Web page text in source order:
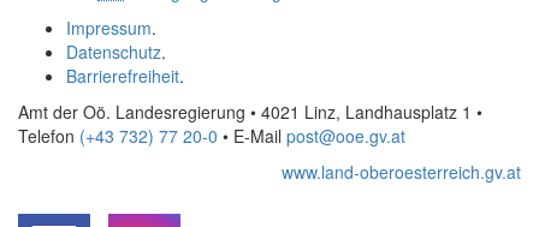
Impressum.
Datenschutz.
Barrierefreiheit.
Amt der Oö. Landesregierung • 4021 Linz, Landhausplatz 1 •
Telefon (+43 732) 77 20-0 • E-Mail post@ooe.gv.at
www.land-oberoesterreich.gv.at